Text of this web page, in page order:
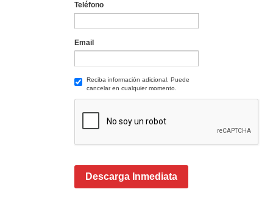
Teléfono
Email
Reciba información adicional. Puede
cancelar en cualquier momento.
Descarga Inmediata